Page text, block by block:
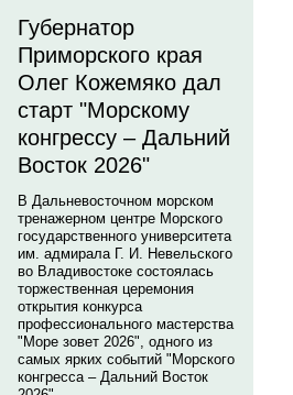
Губернатор
Приморского края
Олег Кожемяко дал
старт "Морскому
конгрессу – Дальний
Восток 2026"
В Дальневосточном морском
тренажерном центре Морского
государственного университета
им. адмирала Г. И. Невельского
во Владивостоке состоялась
торжественная церемония
открытия конкурса
профессионального мастерства
"Море зовет 2026", одного из
самых ярких событий "Морского
конгресса – Дальний Восток